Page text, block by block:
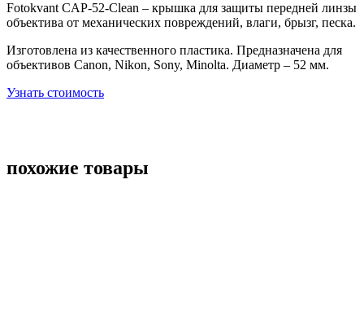
Fotokvant CAP-52-Clean – крышка для защиты передней линзы
объектива от механических повреждений, влаги, брызг, песка.
Изготовлена из качественного пластика. Предназначена для
объективов Canon, Nikon, Sony, Minolta. Диаметр – 52 мм.
Узнать стоимость
похожие товары